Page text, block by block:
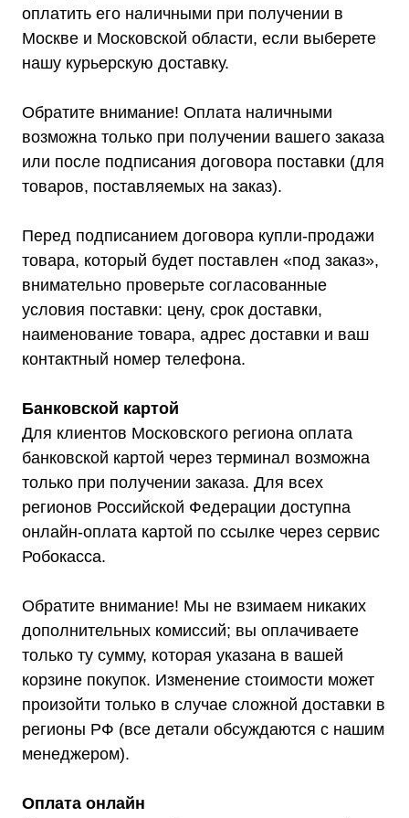
оплатить его наличными при получении в
Москве и Московской области, если выберете
нашу курьерскую доставку.
Обратите внимание! Оплата наличными
возможна только при получении вашего заказа
или после подписания договора поставки (для
товаров, поставляемых на заказ).
Перед подписанием договора купли-продажи
товара, который будет поставлен «под заказ»,
внимательно проверьте согласованные
условия поставки: цену, срок доставки,
наименование товара, адрес доставки и ваш
контактный номер телефона.
Банковской картой
Для клиентов Московского региона оплата
банковской картой через терминал возможна
только при получении заказа. Для всех
регионов Российской Федерации доступна
онлайн-оплата картой по ссылке через сервис
Робокасса.
Обратите внимание! Мы не взимаем никаких
дополнительных комиссий; вы оплачиваете
только ту сумму, которая указана в вашей
корзине покупок. Изменение стоимости может
произойти только в случае сложной доставки в
регионы РФ (все детали обсуждаются с нашим
менеджером).
Оплата онлайн
Мы являемся
официальным
Телефон:
8 (800) 444-75-17
Почта:
info@shtil-stab.ru
Оставьте заявку на подбор
стабилизатора или ИБП и наши
менеджеры помогут вам подобрать
подходящий вариант
Оставить заявку